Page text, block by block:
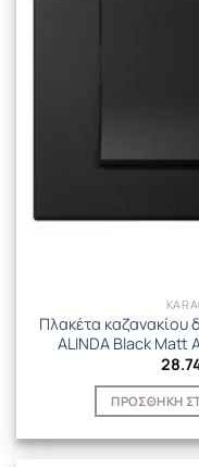
Πλακέτα καζανακίου
ALINDA Black Matt
ΠΡΟΣΘΉΚΗ